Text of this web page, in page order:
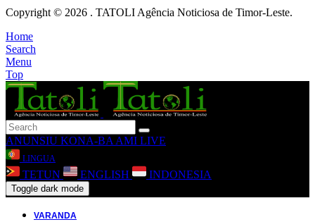
Copyright © 2026 . TATOLI Agência Noticiosa de Timor-Leste.
Home
Search
Menu
Top
ANUNSIU KONA-BA AMI LIVE
LINGUA
TETUN ENGLISH INDONESIA
Toggle dark mode
VARANDA